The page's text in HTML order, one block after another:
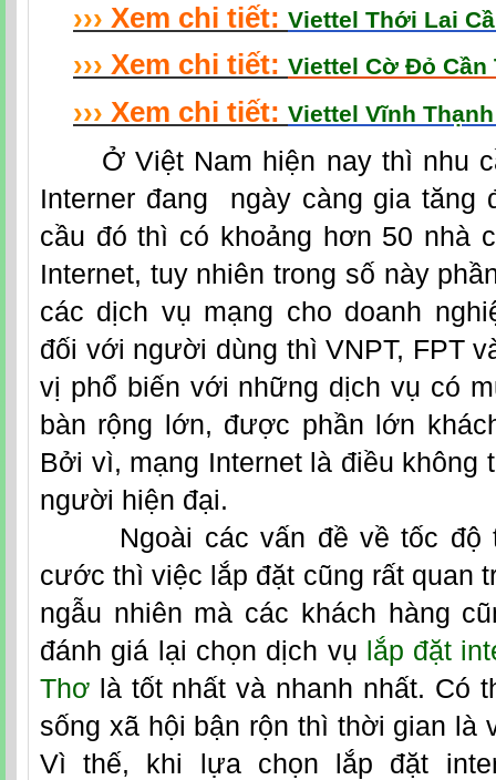
››› Xem chi tiết: Viettel Thới Lai
››› Xem chi tiết: Viettel Cờ Đỏ Cần
››› Xem chi tiết: Viettel Vĩnh
Ở Việt Nam hiện nay thì nhu
Interner đang ngày càng gia tăng
cầu đó thì có khoảng hơn 50 nhà
Internet, tuy nhiên trong số này
các dịch vụ mạng cho doanh
đối với người dùng thì VNPT, FPT
vị phổ biến với những dịch vụ có
bàn rộng lớn, được phần lớn
Bởi vì, mạng Internet là điều không
người hiện đại.
Ngoài các vấn đề về tốc độ
cước thì việc lắp đặt cũng rất quan
ngẫu nhiên mà các khách hàng
đánh giá lại chọn dịch vụ lắp đặt
Thơ là tốt nhất và nhanh nhất. Có
sống xã hội bận rộn thì thời gian là
Vì thế, khi lựa chọn
lắp đặt